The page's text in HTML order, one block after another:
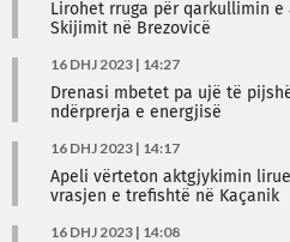
Lirohet rruga për qarkullimin
Skijimit në Brezovicë
16 DHJ 2023 | 14:27
Drenasi mbetet pa ujë të
ndërprerja e energjisë
16 DHJ 2023 | 14:17
Apeli vërteton aktgjykimin
vrasjen e trefishtë në Kaçanik
16 DHJ 2023 | 14:08